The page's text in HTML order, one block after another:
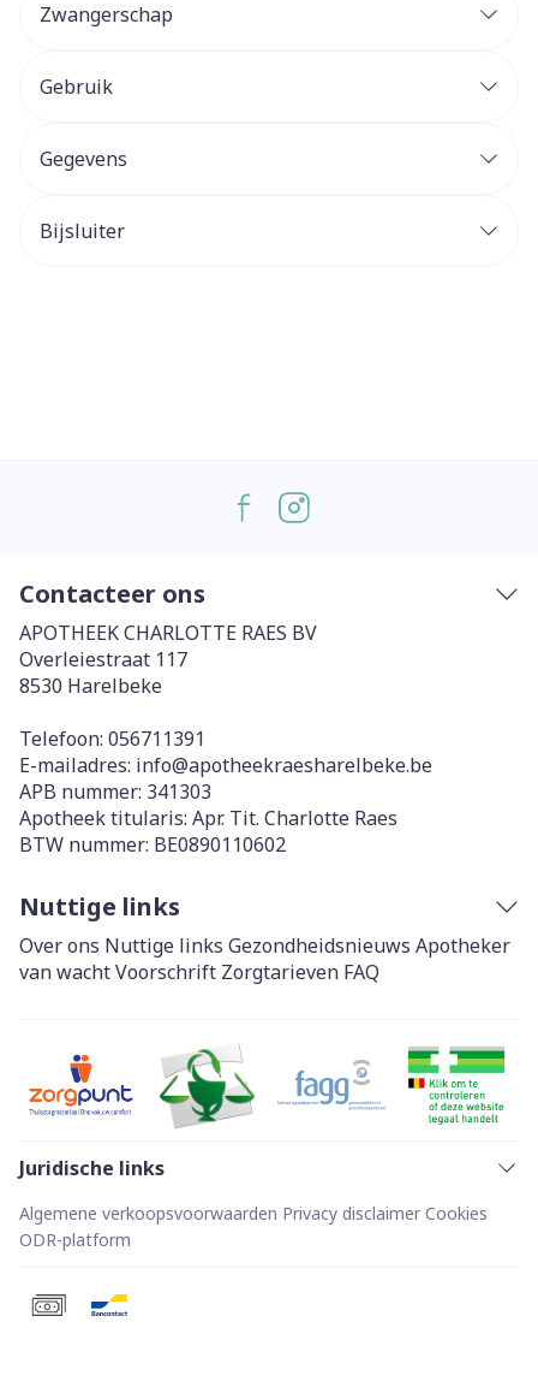
Zwangerschap
Gebruik
Gegevens
Bijsluiter
Contacteer ons
APOTHEEK CHARLOTTE RAES BV
Overleiestraat 117
8530 Harelbeke
Telefoon: 056711391
E-mailadres: info@apotheekraesharelbeke.be
APB nummer: 341303
Apotheek titularis: Apr. Tit. Charlotte Raes
BTW nummer: BE0890110602
Nuttige links
Over ons Nuttige links Gezondheidsnieuws Apotheker
van wachtVoorschrift Zorgtarieven FAQ
Juridische links
Algemene verkoopsvoorwaarden Privacy disclaimer Cookies
ODR-platform